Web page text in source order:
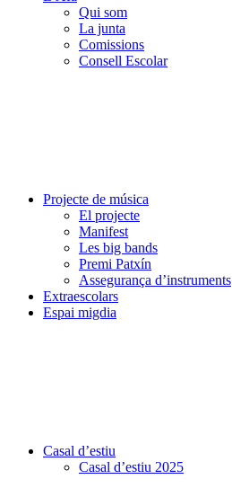
Qui som
La junta
Comissions
Consell Escolar
Projecte de música
El projecte
Manifest
Les big bands
Premi Patxín
Assegurança d’instruments
Extraescolars
Espai migdia
Casal d’estiu
Casal d’estiu 2025